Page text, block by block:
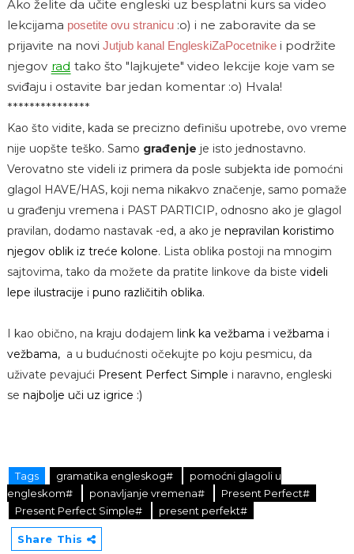
Ako želite da učite engleski uz besplatni kurs sa video
lekcijama posetite ovu stranicu:o) i ne zaboravite da se
prijavite na novi Jutjub kanal EngleskiZaPocetnikei podržite
njegov rad tako što "lajkujete" video lekcije koje vam se
sviđaju i ostavite bar jedan komentar :o) Hvala!
***************
Kao što vidite, kada se precizno definišu upotrebe, ovo vreme
nije uopšte teško. Samo građenje je isto jednostavno.
Verovatno ste videli iz primera da posle subjekta ide pomoćni
glagol HAVE/HAS, koji nema nikakvo značenje, samo pomaže
u građenju vremena i PAST PARTICIP, odnosno ako je glagol
pravilan, dodamo nastavak -ed, a ako je nepravilan koristimo
njegov oblik iz treće kolone. Lista oblika postoji na mnogim
sajtovima, tako da možete da pratite linkove da biste videli
lepe ilustracije i puno različitih oblika.
I kao obično, na kraju dodajem link ka vežbama i vežbama i
vežbama,a u budućnosti očekujte po koju pesmicu, da
uživate pevajući Present Perfect Simple i naravno, engleski
se najbolje uči uz igrice :)
Tags gramatika engleskog#
pomoćni glagoli u
engleskom#
ponavljanje vremena#
Present Perfect#
Present Perfect Simple#
present perfekt#
Share This